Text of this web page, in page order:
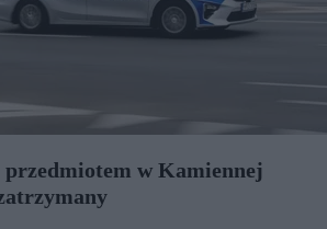
przedmiotem w Kamiennej